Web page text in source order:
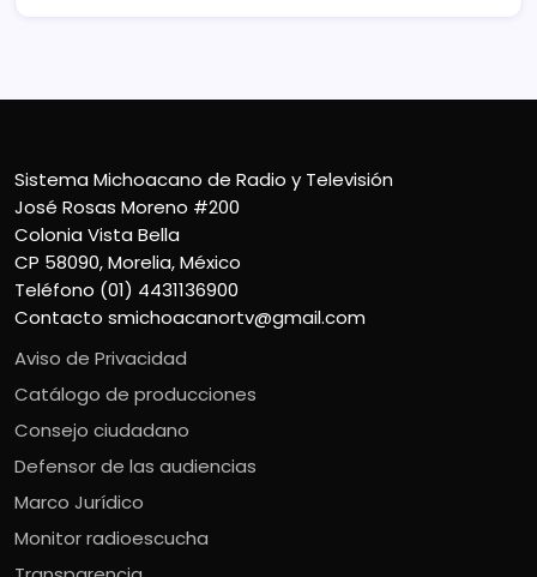
Sistema Michoacano de Radio y Televisión
José Rosas Moreno #200
Colonia Vista Bella
CP 58090, Morelia, México
Teléfono (01) 4431136900
Contacto smichoacanortv@gmail.com
Aviso de Privacidad
Catálogo de producciones
Consejo ciudadano
Defensor de las audiencias
Marco Jurídico
Monitor radioescucha